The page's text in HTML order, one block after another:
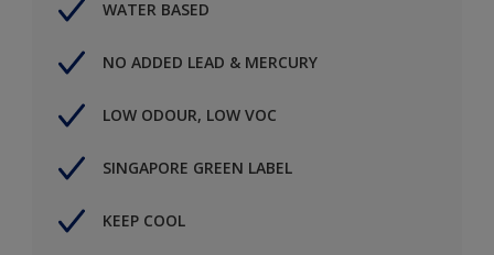
WATER BASED
NO ADDED LEAD & MERCURY
LOW ODOUR, LOW VOC
SINGAPORE GREEN LABEL
KEEP COOL